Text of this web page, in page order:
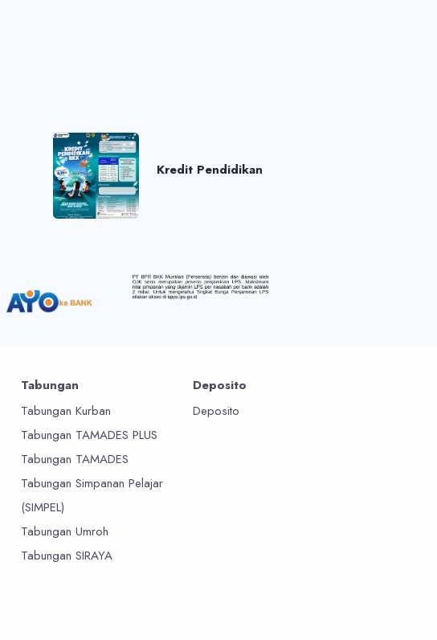
Kredit Pendidikan
Tabungan
Tabungan Kurban
Tabungan TAMADES PLUS
Tabungan TAMADES
Tabungan Simpanan Pelajar
(SIMPEL)
Tabungan Umroh
Tabungan SIRAYA
Deposito
Deposito